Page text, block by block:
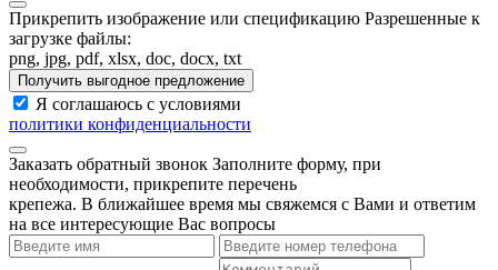
Прикрепить изображение или спецификацию Разрешенные к
загрузке файлы:
png, jpg, pdf, xlsx, doc, docx, txt
Получить выгодное предложение
Я соглашаюсь с условиями
политики конфиденциальности
Заказать обратный звонок Заполните форму, при
необходимости, прикрепите перечень
крепежа. В ближайшее время мы свяжемся с Вами и ответим
на все интересующие Вас вопросы